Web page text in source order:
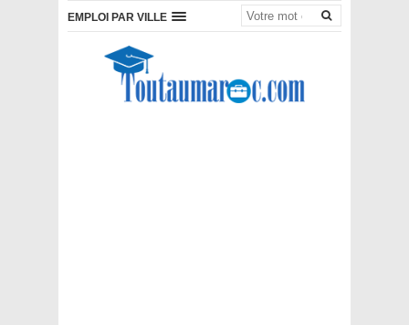
EMPLOI PAR VILLE